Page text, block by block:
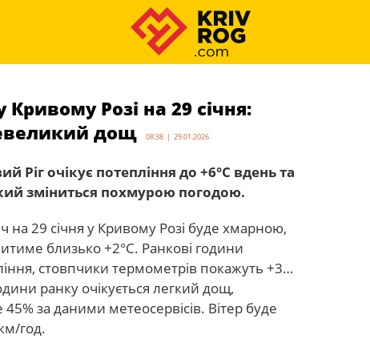
Кривому Розі на 29 січня:
дощ
08:38 | 29.01.2026
Ріг очікує потепління до +6°С вдень та
зміниться похмурою погодою.
на 29 січня у Кривому Розі буде хмарною,
близько +2°С. Ранкові години
стовпчики термометрів покажуть +3…
ранку очікується легкий дощ,
45% за даними метеосервісів. Вітер буде
год.